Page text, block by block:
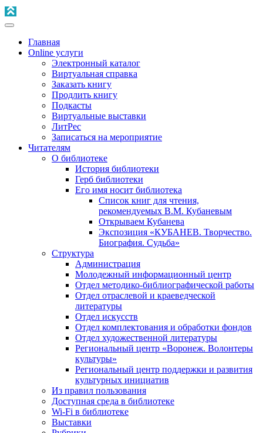
Главная
Online услуги
Электронный каталог
Виртуальная справка
Заказать книгу
Продлить книгу
Подкасты
Виртуальные выставки
ЛитРес
Записаться на мероприятие
Читателям
О библиотеке
История библиотеки
Герб библиотеки
Его имя носит библиотека
Список книг для чтения,
рекомендуемых В.М. Кубаневым
Открываем Кубанева
Экспозиция «КУБАНЕВ. Творчество.
Биография. Судьба»
Структура
Администрация
Молодежный информационный центр
Отдел методико-библиографической работы
Отдел отраслевой и краеведческой
литературы
Отдел искусств
Отдел комплектования и обработки фондов
Отдел художественной литературы
Региональный центр «Воронеж. Волонтеры
культуры»
Региональный центр поддержки и развития
культурных инициатив
Из правил пользования
Доступная среда в библиотеке
Wi-Fi в библиотеке
Выставки